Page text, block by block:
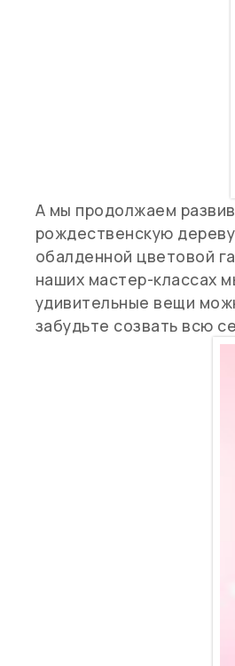
А мы продолжаем
рождественскую
обалденной цветовой
наших мастер-классах
удивительные вещи
забудьте созвать всю